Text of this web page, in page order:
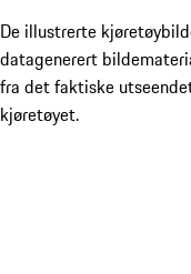
De illustrerte
datagenerert
fra det faktiske
kjøretøyet.